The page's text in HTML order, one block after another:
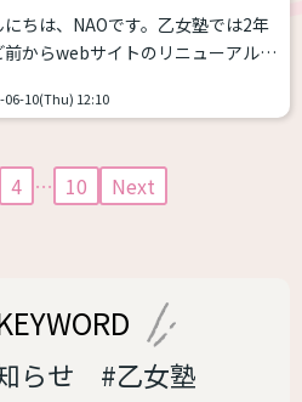
るレッスンでも「感染症が落ち着く
延期にしたい」というご希望がある
下さいませ。
ま
にちは、NAOです。乙女塾では2年
前からwebサイトのリニューアルを
がありましたが、間もなくリリー
もまだまだ「ベー
の段階で、随時コンテンツを追加予
ということになりました。 募集要項
際の作業内容説明画面例です） 募集
：webサイトにおけ...
06-10(Thu) 12:10
4 … 10 Next
らせ
#乙女塾